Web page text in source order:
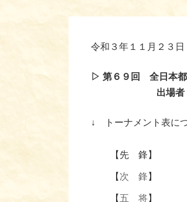
令和３年１１月２３
▷ 第６９回 全日本
出場者・監督
↓ トーナメント表に
【先 鋒】
【 次 鋒 】
【 五 将】